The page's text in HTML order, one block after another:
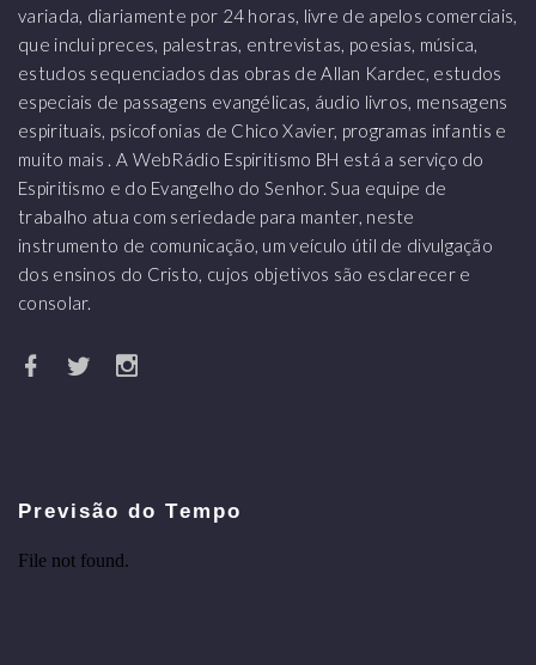
variada, diariamente por 24 horas, livre de apelos comerciais,
que inclui preces, palestras, entrevistas, poesias, música,
estudos sequenciados das obras de Allan Kardec, estudos
especiais de passagens evangélicas, áudio livros, mensagens
espirituais, psicofonias de Chico Xavier, programas infantis e
muito mais . A WebRádio Espiritismo BH está a serviço do
Espiritismo e do Evangelho do Senhor. Sua equipe de
trabalho atua com seriedade para manter, neste
instrumento de comunicação, um veículo útil de divulgação
dos ensinos do Cristo, cujos objetivos são esclarecer e
consolar.
Previsão do Tempo